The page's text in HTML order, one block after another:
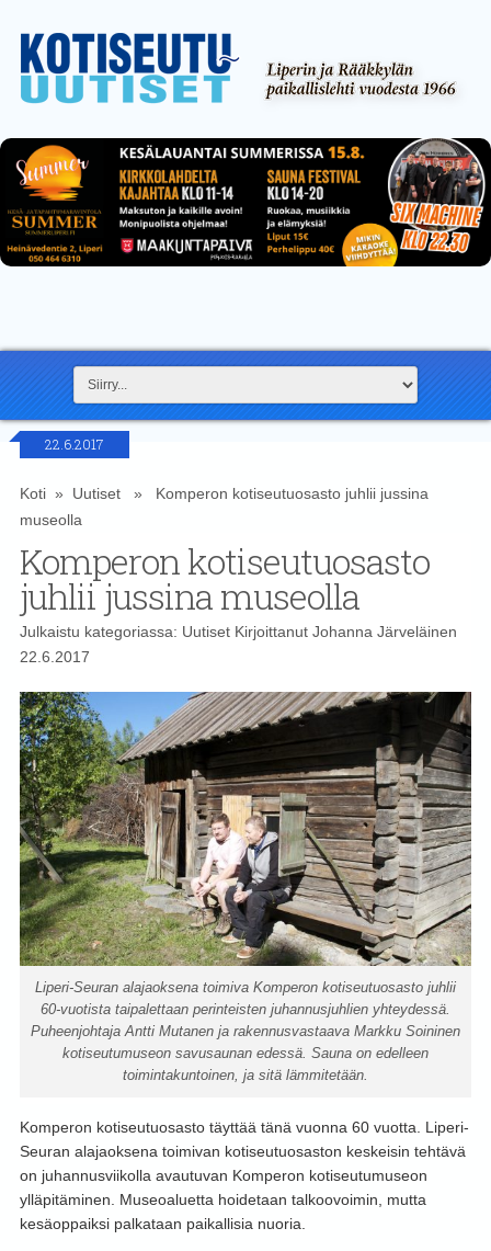
22.6.2017
Koti» Uutiset» Komperon kotiseutuosasto juhlii jussina
museolla
Komperon kotiseutuosasto
juhlii jussina museolla
Julkaistu kategoriassa: UutisetKirjoittanut Johanna Järveläinen
22.6.2017
Liperi-Seuran alajaoksena toimiva Komperon kotiseutuosasto juhlii
60-vuotista taipalettaan perinteisten juhannusjuhlien yhteydessä.
Puheenjohtaja Antti Mutanen ja rakennusvastaava Markku Soininen
kotiseutumuseon savusaunan edessä. Sauna on edelleen
toimintakuntoinen, ja sitä lämmitetään.
Komperon kotiseutuosasto täyttää tänä vuonna 60 vuotta. Liperi-
Seuran alajaoksena toimivan kotiseutuosaston keskeisin tehtävä
on juhannusviikolla avautuvan Komperon kotiseutumuseon
ylläpitäminen. Museoaluetta hoidetaan talkoovoimin, mutta
kesäoppaiksi palkataan paikallisia nuoria.